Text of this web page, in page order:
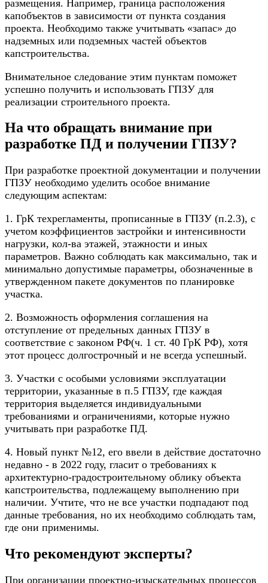
размещения. Например, граница расположения
капобъектов в зависимости от пункта создания
проекта. Необходимо также учитывать «запас» до
надземных или подземных частей объектов
капстроительства.
Внимательное следование этим пунктам поможет
успешно получить и использовать ГПЗУ для
реализации строительного проекта.
На что обращать внимание при
разработке ПД и получении ГПЗУ?
При разработке проектной документации и получении
ГПЗУ необходимо уделить особое внимание
следующим аспектам:
1. ГрК техрегламенты, прописанные в ГПЗУ (п.2.3), с
учетом коэффициентов застройки и интенсивности
нагрузки, кол-ва этажей, этажности и иных
параметров. Важно соблюдать как максимально, так и
минимально допустимые параметры, обозначенные в
утвержденном пакете документов по планировке
участка.
2. Возможность оформления соглашения на
отступление от предельных данных ГПЗУ в
соответствие с законом РФ(ч. 1 ст. 40 ГрК РФ), хотя
этот процесс долгострочный и не всегда успешный.
3. Участки с особыми условиями эксплуатации
территории, указанные в п.5 ГПЗУ, где каждая
территория выделяется индивидуальными
требованиями и ограничениями, которые нужно
учитывать при разработке ПД.
4. Новый пункт №12, его ввели в действие достаточно
недавно - в 2022 году, гласит о требованиях к
архитектурно-градостроительному облику объекта
капстроительства, подлежащему выполнению при
наличии. Учтите, что не все участки подпадают под
данные требования, но их необходимо соблюдать там,
где они применимы.
Что рекомендуют эксперты?
При организации проектно-изыскательных процессов